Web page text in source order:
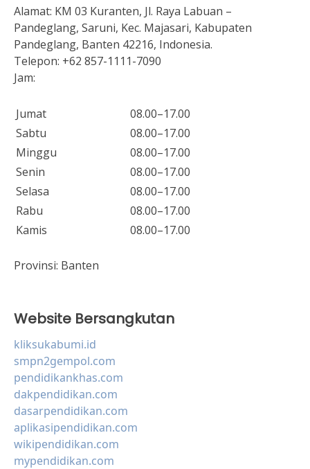
Alamat: KM 03 Kuranten, Jl. Raya Labuan –
Pandeglang, Saruni, Kec. Majasari, Kabupaten
Pandeglang, Banten 42216, Indonesia.
Telepon: +62 857-1111-7090
Jam:
Jumat
08.00–17.00
Sabtu
08.00–17.00
Minggu
08.00–17.00
Senin
08.00–17.00
Selasa
08.00–17.00
Rabu
08.00–17.00
Kamis
08.00–17.00
Provinsi: Banten
Website Bersangkutan
kliksukabumi.id
smpn2gempol.com
pendidikankhas.com
dakpendidikan.com
dasarpendidikan.com
aplikasipendidikan.com
wikipendidikan.com
mypendidikan.com